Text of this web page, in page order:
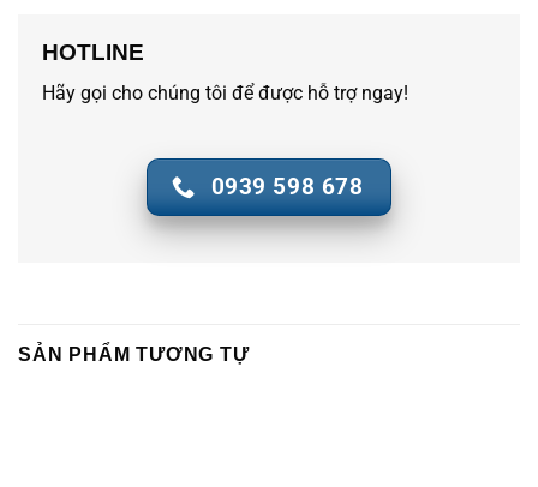
HOTLINE
Hãy gọi cho chúng tôi để được hỗ trợ ngay!
0939 598 678
SẢN PHẨM TƯƠNG TỰ